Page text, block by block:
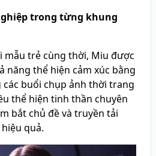
trong từng khung
mẫu trẻ cùng thời, Miu được
năng thể hiện cảm xúc bằng
buổi chụp ảnh thời trang
thể hiện tinh thần chuyên
bắt chủ đề và truyền tải
quả.